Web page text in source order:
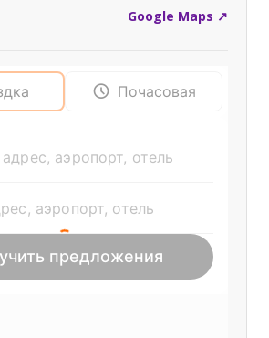
Google Maps ↗